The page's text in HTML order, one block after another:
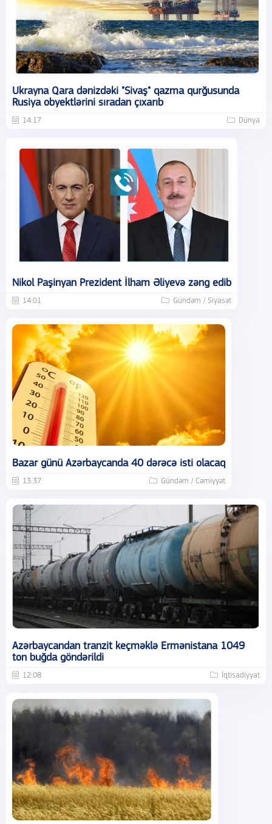
Ukrayna Qara dənizdəki "Sivaş" qazma qurğusunda
Rusiya obyektlərini sıradan çıxarıb
14:17 Dünya
Nikol Paşinyan Prezident İlham Əliyevə zəng edib
14:01 Gündəm / Siyasət
Bazar günü Azərbaycanda 40 dərəcə isti olacaq
13:37 Gündəm / Cəmiyyət
Azərbaycandan tranzit keçməklə Ermənistana 1049
ton buğda göndərildi
12:08 İqtisadiyyat